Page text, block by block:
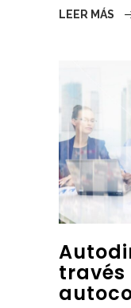
LEER MÁS
través